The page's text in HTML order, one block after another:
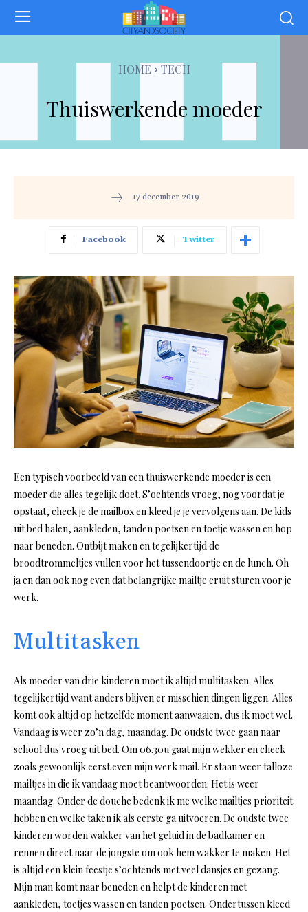
HOME TECH
Thuiswerkende moeder
17 december 2019
Facebook Twitter
Een typisch voorbeeld van een thuiswerkende moeder is een
moeder die alles tegelijk doet. S’ochtends vroeg, nog voordat je
opstaat, check je de mailbox en kleed je je vervolgens aan. De kids
uit bed halen, aankleden, tanden poetsen en toetje wassen en hop
naar beneden. Ontbijt maken en tegelijkertijd de
broodtrommeltjes vullen voor het tussendoortje en de lunch. Oh
ja en dan ook nog even dat belangrijke mailtje eruit sturen voor je
werk.
Multitasken
Als moeder van drie kinderen moet ik altijd multitasken. Alles
tegelijkertijd want anders blijven er misschien dingen liggen. Alles
komt ook altijd op hetzelfde moment aanwaaien, dus ik moet wel.
Vandaag is weer zo’n dag, maandag. De oudste twee gaan naar
school dus vroeg uit bed. Om 06.30u gaat mijn wekker en check
zoals gewoonlijk eerst even mijn werk mail. Er staan weer talloze
mailtjes in die ik vandaag moet beantwoorden. Het is weer
maandag. Onder de douche bedenk ik me welke mailtjes prioriteit
hebben en welke taken ik als eerste ga uitvoeren. De oudste twee
kinderen worden wakker van het geluid in de badkamer en
rennen direct naar de jongste om ook hem wakker te maken. Het
is altijd een klein feestje s’ochtends met veel dansjes en gezang.
Mijn man komt naar beneden en helpt de kinderen met
aankleden, toetjes wassen en tanden poetsen. Ondertussen kleed